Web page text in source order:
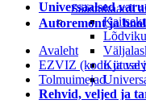
Universaalsed
Kütuse
Rehvid, veljed ja
Säästukaardi
Autoremont ja
Avaleht
EZVIZ (kodu ja
Tolmuimejad